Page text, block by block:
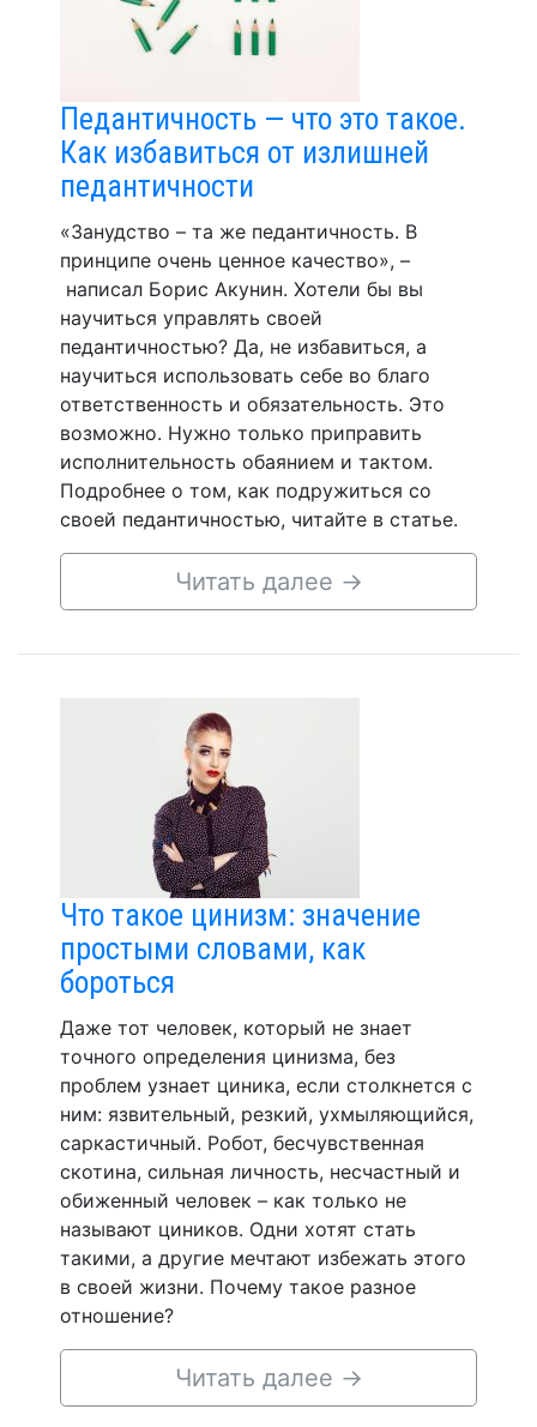
Педантичность — что это такое.
Как избавиться от излишней
педантичности
«Занудство – та же педантичность. В
принципе очень ценное качество», –
написал Борис Акунин. Хотели бы вы
научиться управлять своей
педантичностью? Да, не избавиться, а
научиться использовать себе во благо
ответственность и обязательность. Это
возможно. Нужно только приправить
исполнительность обаянием и тактом.
Подробнее о том, как подружиться со
своей педантичностью, читайте в статье.
Читать далее →
Что такое цинизм: значение
простыми словами, как
бороться
Даже тот человек, который не знает
точного определения цинизма, без
проблем узнает циника, если столкнется с
ним: язвительный, резкий, ухмыляющийся,
саркастичный. Робот, бесчувственная
скотина, сильная личность, несчастный и
обиженный человек – как только не
называют циников. Одни хотят стать
такими, а другие мечтают избежать этого
в своей жизни. Почему такое разное
отношение?
Читать далее →